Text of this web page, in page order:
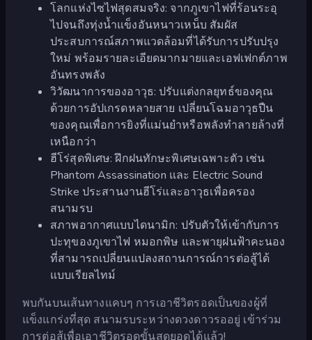
โลกแห่งไซไฟสุดสมจริง: จากภูเขาไฟที่ร้อนระอุ
ไปจนถึงทุ่งน้ำแข็งอันหนาวเหน็บ สัมผัส
ประสบการณ์สภาพแวดล้อมที่ได้รับการปรับปรุง
ใหม่ พร้อมรายละเอียดมากมายและเอฟเฟกต์ภาพ
อันทรงพลัง
วิวัฒนาการของอาวุธ: ปรับแต่งกลยุทธ์ของคุณ
ด้วยการอัปเกรดหลายสาย เปลี่ยนโฉมอาวุธปืน
ของคุณเพื่อการยิงที่แม่นยำหรือพลังทำลายล้างที่
เหนือกว่า
ฮีโร่สุดพิเศษ: ฝึกฝนทักษะพิเศษเฉพาะตัว เช่น
Phantom Assassination และ Electric Sound
Strike ประสานงานฮีโร่และอาวุธเพื่อครอง
สนามรบ
สภาพอากาศแบบไดนามิก: ปรับตัวให้เข้ากับการ
ปะทุของภูเขาไฟ หมอกพิษ และพายุฝนฟ้าคะนอง
ที่สามารถเปลี่ยนแปลงสถานการณ์การต่อสู้ได้
แบบเรียลไทม์
พบกันบนเส้นทางแคบๆ การเอาชีวิตรอดเป็นของผู้ที่
แข็งแกร่งที่สุด สนามรบระหว่างดวงดาวรออยู่ เข้าร่วม
การต่อสู้เพื่อเอาชีวิตรอดขั้นสุดยอดได้แล้ว!